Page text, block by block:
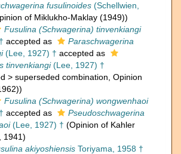
fusulinoides(Schellwien,
of Miklukho-Maklay (1949))
Fusulina (Schwagerina) tinvenkiangi
accepted as
Paraschwagerina
(Lee, 1927) † accepted as
tinvenkiangi(Lee, 1927) †
> superseded combination , Opinion
Fusulina (Schwagerina) wongwenhaoi
accepted as
Pseudoschwagerina
(Lee, 1927) † (Opinion of Kahler
1941)
akiyoshiensis Toriyama, 1958 †